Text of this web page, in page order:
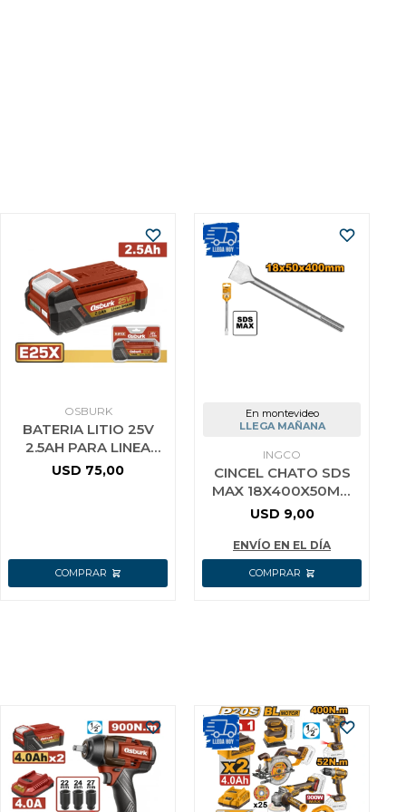
OSBURK
BATERIA LITIO 25V
2.5AH PARA LINEA
E25X USO INDUSTRIAL
USD 75,00
En montevideo
LLEGA MAÑANA
INGCO
CINCEL CHATO SDS
MAX 18X400X50MM
INGCO DBC0224002
USD 9,00
ENVÍO EN EL DÍA